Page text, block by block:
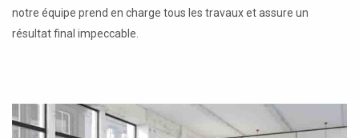
notre équipe prend en charge tous les travaux et assure un
résultat final impeccable.